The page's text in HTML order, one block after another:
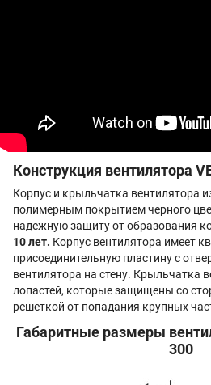
Конструкция вентилятора
Корпус и крыльчатка вентилятора
полимерным покрытием черного
надежную защиту от образования
10 лет. Корпус вентилятора имеет
присоединительную пластину с
вентилятора на стену. Крыльчатка
лопастей, которые защищены со
решеткой от попадания крупных
Габаритные размеры
300